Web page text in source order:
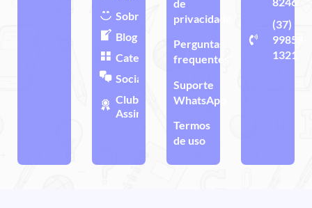
Sobre
Blog
Categorias
Sociais
Clube de
Assinatura
de
privacidade
Perguntas
frequentes
Suporte
WhatsApp
Termos
de uso
(37)
99858-
1321